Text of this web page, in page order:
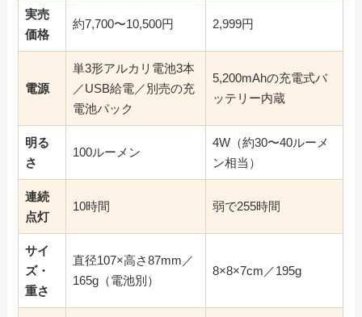
実売
価格
約7,700〜10,500円 2,999円
電源
単3形アルカリ電池3本
／USB給電／別売の充
電池パック
5,200mAhの充電式バ
ッテリー内蔵
明る
さ
100ルーメン
4W（約30〜40ルーメ
ン相当）
連続
点灯
10時間 弱で255時間
サイ
ズ・
重さ
直径107×高さ87mm／
165g（電池別）
8×8×7cm／195g